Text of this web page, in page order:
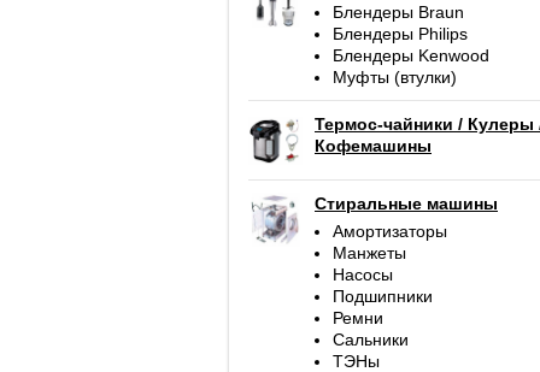
Блендеры Braun
Блендеры Philips
Блендеры Kenwood
Муфты (втулки)
Термос-чайники / Кулеры
Кофемашины
Стиральные машины
Амортизаторы
Манжеты
Насосы
Подшипники
Ремни
Сальники
ТЭНы